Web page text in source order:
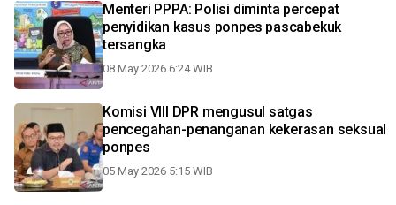
Menteri PPPA: Polisi diminta percepat
penyidikan kasus ponpes pascabekuk
tersangka
08 May 2026 6:24 WIB
Komisi VIII DPR mengusul satgas
pencegahan-penanganan kekerasan seksual
ponpes
05 May 2026 5:15 WIB